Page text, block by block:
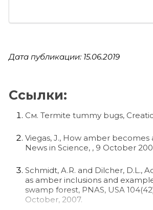
Дата публикации: 15.06.2019
Ссылки:
См. Termite tummy bugs,
Viegas, J., How amber becomes
News in Science, , 9 October
Schmidt, A.R. and Dilcher, D.L.,
as amber inclusions and
swamp forest, PNAS, USA
October, 2007.